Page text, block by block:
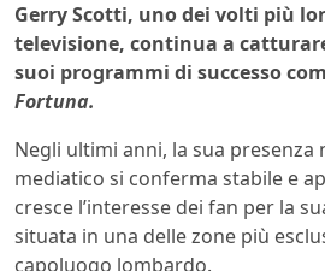
Gerry Scotti, uno dei volti più
televisione, continua a
suoi programmi di successo
Fortuna.
Negli ultimi anni, la sua presenza
mediatico si conferma stabile e
cresce l’interesse dei fan per la
situata in una delle zone più
capoluogo lombardo.